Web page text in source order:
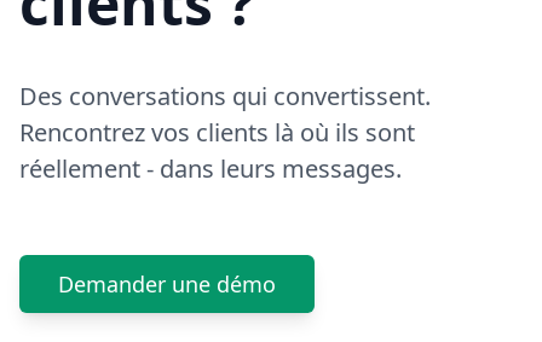
Des conversations qui convertissent.
Rencontrez vos clients là où ils sont
réellement - dans leurs messages.
Demander une démo